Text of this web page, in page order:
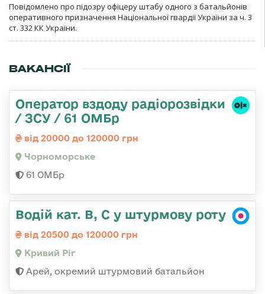
Повідомлено про підозру офіцеру штабу одного з батальйонів
оперативного призначення Національної гвардії України за ч. 3
ст. 332 КК України.
ВАКАНСІЇ
Оператор вздоду радіорозвідки
/ ЗСУ / 61 ОМБр
від 20000 до 120000 грн
Чорноморське
61 ОМБр
Водій кат. В, С у штурмову роту
від 20500 до 120000 грн
Кривий Ріг
Арей, окремий штурмовий батальйон